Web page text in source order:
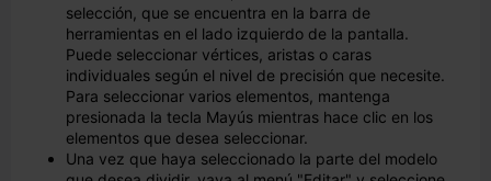
selección, que se encuentra en la barra de
herramientas en el lado izquierdo de la pantalla.
Puede seleccionar vértices, aristas o caras
individuales según el nivel de precisión que necesite.
Para seleccionar varios elementos, mantenga
presionada la tecla Mayús mientras hace clic en los
elementos que desea seleccionar.
Una vez que haya seleccionado la parte del modelo